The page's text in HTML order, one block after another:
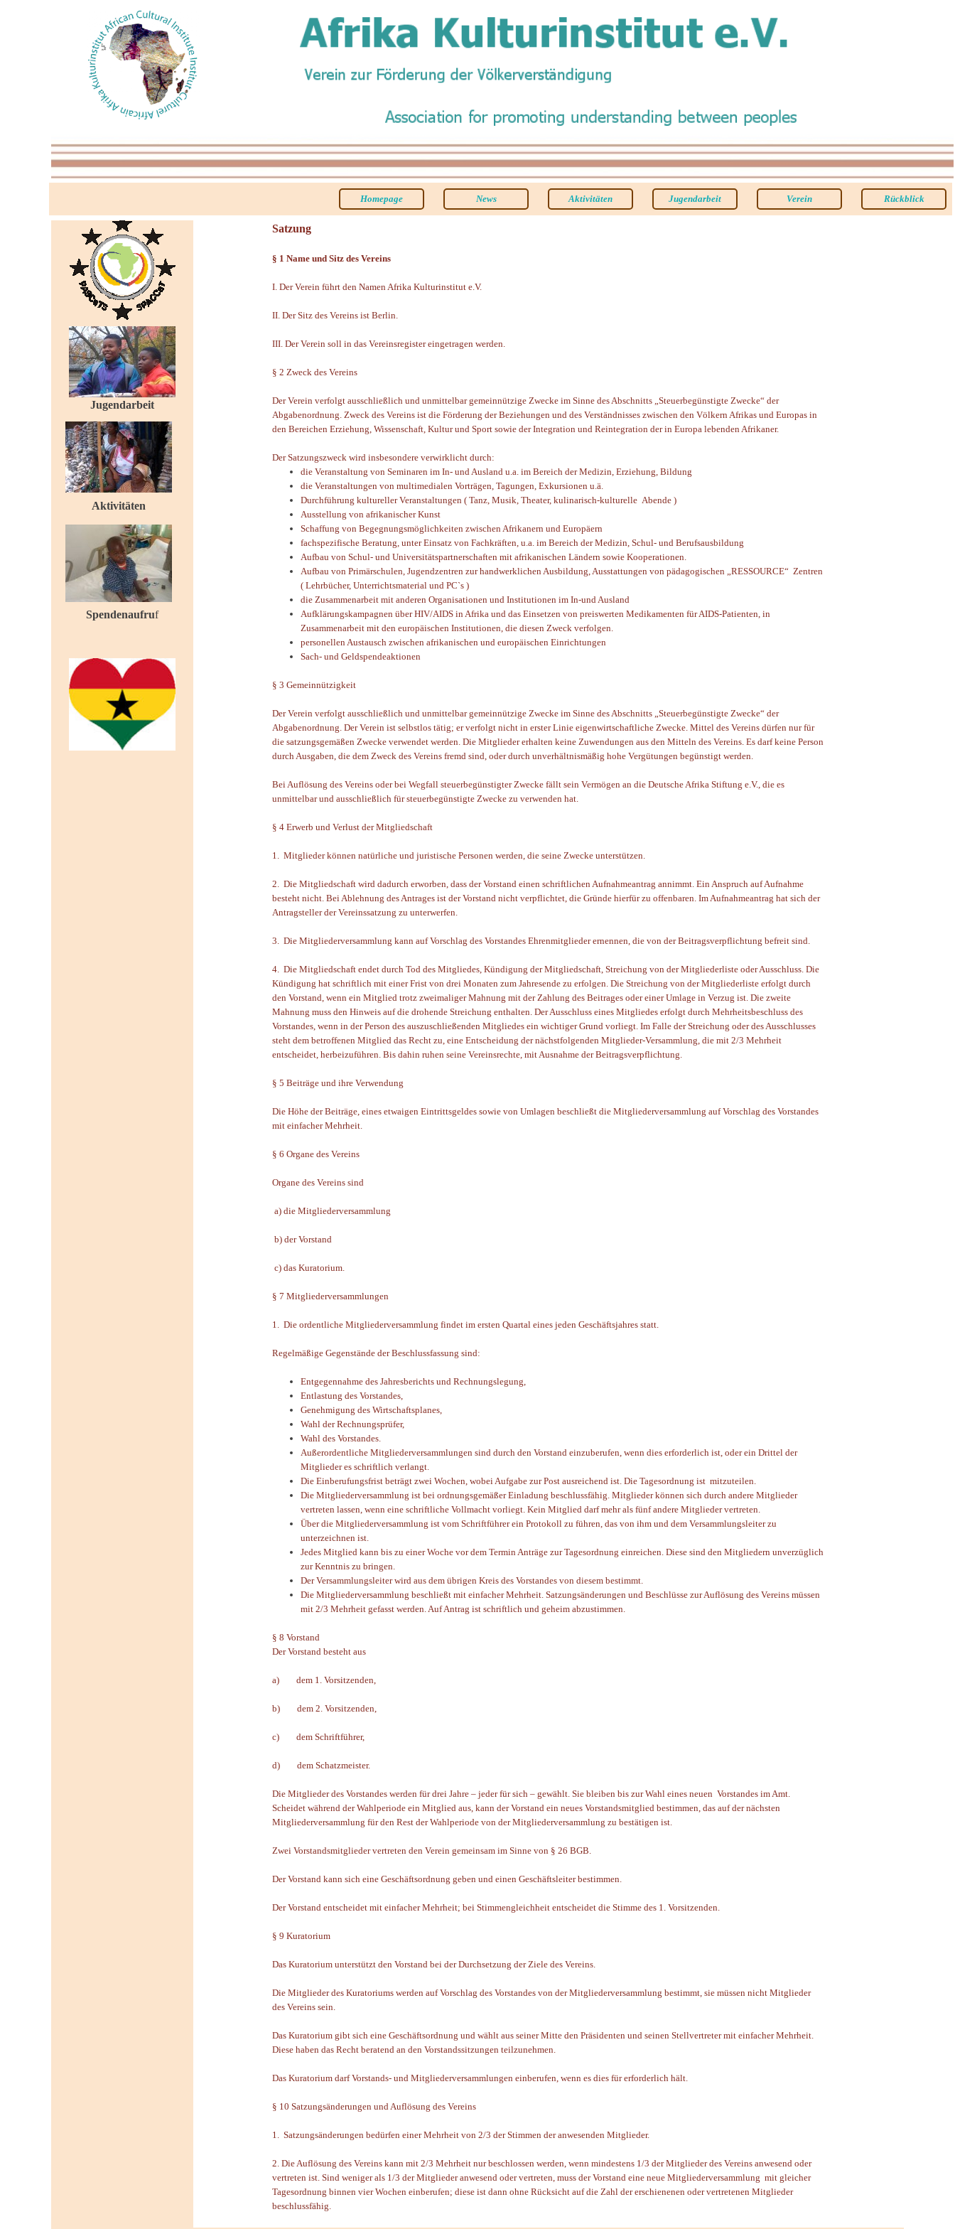
Homepage News Aktivitäten Jugendarbeit Verein Rückblick
Jugendarbeit
Aktivitäten
Spendenaufruf
Satzung
§ 1 Name und Sitz des Vereins
I. Der Verein führt den Namen Afrika Kulturinstitut e.V.
II. Der Sitz des Vereins ist Berlin.
III. Der Verein soll in das Vereinsregister eingetragen werden.
§ 2 Zweck des Vereins
Der Verein verfolgt ausschließlich und unmittelbar gemeinnützige Zwecke im Sinne des Abschnitts „Steuerbegünstigte Zwecke“ der
Abgabenordnung. Zweck des Vereins ist die Förderung der Beziehungen und des Verständnisses zwischen den Völkern Afrikas und Europas in
den Bereichen Erziehung, Wissenschaft, Kultur und Sport sowie der Integration und Reintegration der in Europa lebenden Afrikaner.
Der Satzungszweck wird insbesondere verwirklicht durch:
die Veranstaltung von Seminaren im In- und Ausland u.a. im Bereich der Medizin, Erziehung, Bildung
die Veranstaltungen von multimedialen Vorträgen, Tagungen, Exkursionen u.ä.
Durchführung kultureller Veranstaltungen ( Tanz, Musik, Theater, kulinarisch-kulturelle Abende )
Ausstellung von afrikanischer Kunst
Schaffung von Begegnungsmöglichkeiten zwischen Afrikanern und Europäern
fachspezifische Beratung, unter Einsatz von Fachkräften, u.a. im Bereich der Medizin, Schul- und Berufsausbildung
Aufbau von Schul- und Universitätspartnerschaften mit afrikanischen Ländern sowie Kooperationen.
Aufbau von Primärschulen, Jugendzentren zur handwerklichen Ausbildung, Ausstattungen von pädagogischen „RESSOURCE“ Zentren
( Lehrbücher, Unterrichtsmaterial und PC`s )
die Zusammenarbeit mit anderen Organisationen und Institutionen im In-und Ausland
Aufklärungskampagnen über HIV/AIDS in Afrika und das Einsetzen von preiswerten Medikamenten für AIDS-Patienten, in
Zusammenarbeit mit den europäischen Institutionen, die diesen Zweck verfolgen.
personellen Austausch zwischen afrikanischen und europäischen Einrichtungen
Sach- und Geldspendeaktionen
§ 3 Gemeinnützigkeit
Der Verein verfolgt ausschließlich und unmittelbar gemeinnützige Zwecke im Sinne des Abschnitts „Steuerbegünstigte Zwecke“ der
Abgabenordnung. Der Verein ist selbstlos tätig; er verfolgt nicht in erster Linie eigenwirtschaftliche Zwecke. Mittel des Vereins dürfen nur für
die satzungsgemäßen Zwecke verwendet werden. Die Mitglieder erhalten keine Zuwendungen aus den Mitteln des Vereins. Es darf keine Person
durch Ausgaben, die dem Zweck des Vereins fremd sind, oder durch unverhältnismäßig hohe Vergütungen begünstigt werden.
Bei Auflösung des Vereins oder bei Wegfall steuerbegünstigter Zwecke fällt sein Vermögen an die Deutsche Afrika Stiftung e.V., die es
unmittelbar und ausschließlich für steuerbegünstigte Zwecke zu verwenden hat.
§ 4 Erwerb und Verlust der Mitgliedschaft
1. Mitglieder können natürliche und juristische Personen werden, die seine Zwecke unterstützen.
2. Die Mitgliedschaft wird dadurch erworben, dass der Vorstand einen schriftlichen Aufnahmeantrag annimmt. Ein Anspruch auf Aufnahme
besteht nicht. Bei Ablehnung des Antrages ist der Vorstand nicht verpflichtet, die Gründe hierfür zu offenbaren. Im Aufnahmeantrag hat sich der
Antragsteller der Vereinssatzung zu unterwerfen.
3. Die Mitgliederversammlung kann auf Vorschlag des Vorstandes Ehrenmitglieder ernennen, die von der Beitragsverpflichtung befreit sind.
4. Die Mitgliedschaft endet durch Tod des Mitgliedes, Kündigung der Mitgliedschaft, Streichung von der Mitgliederliste oder Ausschluss. Die
Kündigung hat schriftlich mit einer Frist von drei Monaten zum Jahresende zu erfolgen. Die Streichung von der Mitgliederliste erfolgt durch
den Vorstand, wenn ein Mitglied trotz zweimaliger Mahnung mit der Zahlung des Beitrages oder einer Umlage in Verzug ist. Die zweite
Mahnung muss den Hinweis auf die drohende Streichung enthalten. Der Ausschluss eines Mitgliedes erfolgt durch Mehrheitsbeschluss des
Vorstandes, wenn in der Person des auszuschließenden Mitgliedes ein wichtiger Grund vorliegt. Im Falle der Streichung oder des Ausschlusses
steht dem betroffenen Mitglied das Recht zu, eine Entscheidung der nächstfolgenden Mitglieder-Versammlung, die mit 2/3 Mehrheit
entscheidet, herbeizuführen. Bis dahin ruhen seine Vereinsrechte, mit Ausnahme der Beitragsverpflichtung.
§ 5 Beiträge und ihre Verwendung
Die Höhe der Beiträge, eines etwaigen Eintrittsgeldes sowie von Umlagen beschließt die Mitgliederversammlung auf Vorschlag des Vorstandes
mit einfacher Mehrheit.
§ 6 Organe des Vereins
Organe des Vereins sind
a) die Mitgliederversammlung
b) der Vorstand
c) das Kuratorium.
§ 7 Mitgliederversammlungen
1. Die ordentliche Mitgliederversammlung findet im ersten Quartal eines jeden Geschäftsjahres statt.
Regelmäßige Gegenstände der Beschlussfassung sind:
Entgegennahme des Jahresberichts und Rechnungslegung,
Entlastung des Vorstandes,
Genehmigung des Wirtschaftsplanes,
Wahl der Rechnungsprüfer,
Wahl des Vorstandes.
Außerordentliche Mitgliederversammlungen sind durch den Vorstand einzuberufen, wenn dies erforderlich ist, oder ein Drittel der
Mitglieder es schriftlich verlangt.
Die Einberufungsfrist beträgt zwei Wochen, wobei Aufgabe zur Post ausreichend ist. Die Tagesordnung ist mitzuteilen.
Die Mitgliederversammlung ist bei ordnungsgemäßer Einladung beschlussfähig. Mitglieder können sich durch andere Mitglieder
vertreten lassen, wenn eine schriftliche Vollmacht vorliegt. Kein Mitglied darf mehr als fünf andere Mitglieder vertreten.
Über die Mitgliederversammlung ist vom Schriftführer ein Protokoll zu führen, das von ihm und dem Versammlungsleiter zu
unterzeichnen ist.
Jedes Mitglied kann bis zu einer Woche vor dem Termin Anträge zur Tagesordnung einreichen. Diese sind den Mitgliedern unverzüglich
zur Kenntnis zu bringen.
Der Versammlungsleiter wird aus dem übrigen Kreis des Vorstandes von diesem bestimmt.
Die Mitgliederversammlung beschließt mit einfacher Mehrheit. Satzungsänderungen und Beschlüsse zur Auflösung des Vereins müssen
mit 2/3 Mehrheit gefasst werden. Auf Antrag ist schriftlich und geheim abzustimmen.
§ 8 Vorstand
Der Vorstand besteht aus
a) dem 1. Vorsitzenden,
b) dem 2. Vorsitzenden,
c) dem Schriftführer,
d) dem Schatzmeister.
Die Mitglieder des Vorstandes werden für drei Jahre – jeder für sich – gewählt. Sie bleiben bis zur Wahl eines neuen Vorstandes im Amt.
Scheidet während der Wahlperiode ein Mitglied aus, kann der Vorstand ein neues Vorstandsmitglied bestimmen, das auf der nächsten
Mitgliederversammlung für den Rest der Wahlperiode von der Mitgliederversammlung zu bestätigen ist.
Zwei Vorstandsmitglieder vertreten den Verein gemeinsam im Sinne von § 26 BGB.
Der Vorstand kann sich eine Geschäftsordnung geben und einen Geschäftsleiter bestimmen.
Der Vorstand entscheidet mit einfacher Mehrheit; bei Stimmengleichheit entscheidet die Stimme des 1. Vorsitzenden.
§ 9 Kuratorium
Das Kuratorium unterstützt den Vorstand bei der Durchsetzung der Ziele des Vereins.
Die Mitglieder des Kuratoriums werden auf Vorschlag des Vorstandes von der Mitgliederversammlung bestimmt, sie müssen nicht Mitglieder
des Vereins sein.
Das Kuratorium gibt sich eine Geschäftsordnung und wählt aus seiner Mitte den Präsidenten und seinen Stellvertreter mit einfacher Mehrheit.
Diese haben das Recht beratend an den Vorstandssitzungen teilzunehmen.
Das Kuratorium darf Vorstands- und Mitgliederversammlungen einberufen, wenn es dies für erforderlich hält.
§ 10 Satzungsänderungen und Auflösung des Vereins
1. Satzungsänderungen bedürfen einer Mehrheit von 2/3 der Stimmen der anwesenden Mitglieder.
2. Die Auflösung des Vereins kann mit 2/3 Mehrheit nur beschlossen werden, wenn mindestens 1/3 der Mitglieder des Vereins anwesend oder
vertreten ist. Sind weniger als 1/3 der Mitglieder anwesend oder vertreten, muss der Vorstand eine neue Mitgliederversammlung mit gleicher
Tagesordnung binnen vier Wochen einberufen; diese ist dann ohne Rücksicht auf die Zahl der erschienenen oder vertretenen Mitglieder
beschlussfähig.